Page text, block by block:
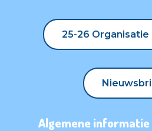
25-26 Organisatie
25-26 Organisatie
Algemene